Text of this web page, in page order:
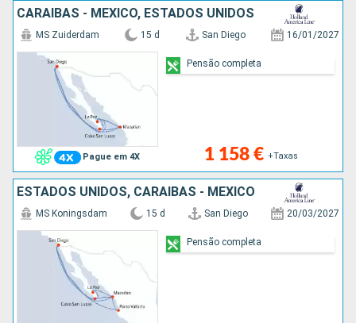
CARAIBAS - MEXICO, ESTADOS UNIDOS
Pague em 4X
MS Zuiderdam 15 d San Diego 16/01/2027
1 158 € +Taxas
Pensão completa
ESTADOS UNIDOS, CARAIBAS - MEXICO
MS Koningsdam 15 d San Diego 20/03/2027
Pensão completa